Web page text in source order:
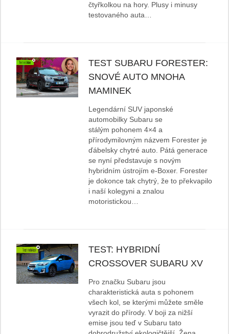
čtyřkolkou na hory. Plusy i minusy
testovaného auta…
TEST SUBARU FORESTER:
SNOVÉ AUTO MNOHA
MAMINEK
Legendární SUV japonské
automobilky Subaru se
stálým pohonem 4×4 a
přírodymilovným názvem Forester je
ďábelsky chytré auto. Pátá generace
se nyní představuje s novým
hybridním ústrojím e-Boxer. Forester
je dokonce tak chytrý, že to překvapilo
i naší kolegyni a znalou
motoristickou…
TEST: HYBRIDNÍ
CROSSOVER SUBARU XV
Pro značku Subaru jsou
charakteristická auta s pohonem
všech kol, se kterými můžete směle
vyrazit do přírody. V boji za nižší
emise jsou teď v Subaru tato